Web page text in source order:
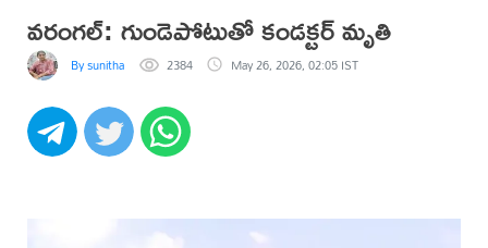
వరంగల్: గుండెపోటుతో కండక్టర్ మృతి
By sunitha 2384 May 26, 2026, 02:05 IST